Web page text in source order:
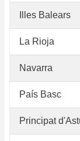
Illes Balears
La Rioja
Navarra
País Basc
Principat